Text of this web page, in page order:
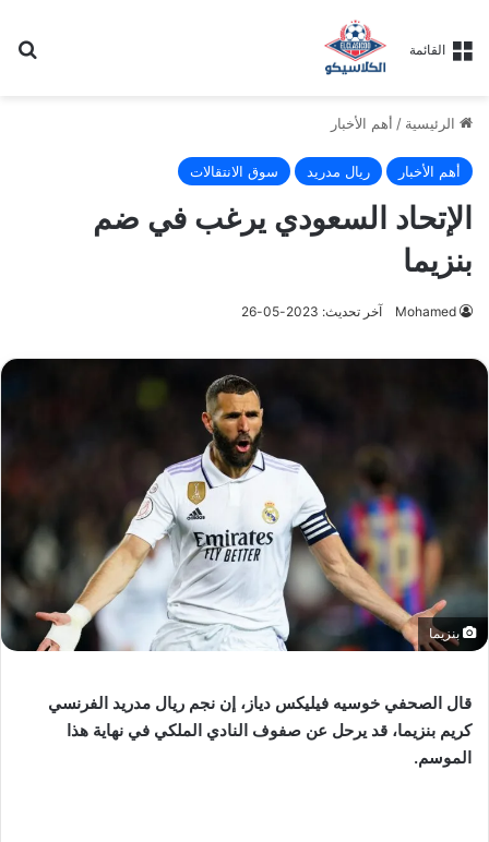
القائمة
الرئيسية / أهم الأخبار
أهم الأخبار ريال مدريد سوق الانتقالات
الإتحاد السعودي يرغب في ضم
بنزيما
Mohamed آخر تحديث: 2023-05-26
بنزيما
قال الصحفي خوسيه فيليكس دياز، إن نجم ريال مدريد الفرنسي
كريم بنزيما، قد يرحل عن صفوف النادي الملكي في نهاية هذا
الموسم.